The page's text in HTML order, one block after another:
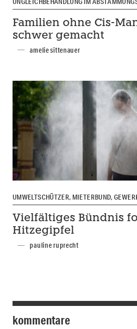
Familien ohne Cis-
schwer gemacht
amelie sittenauer
UMWELTSCHÜTZER, MIETERBUND,
Vielfältiges Bündnis
Hitzegipfel
pauline ruprecht
kommentare